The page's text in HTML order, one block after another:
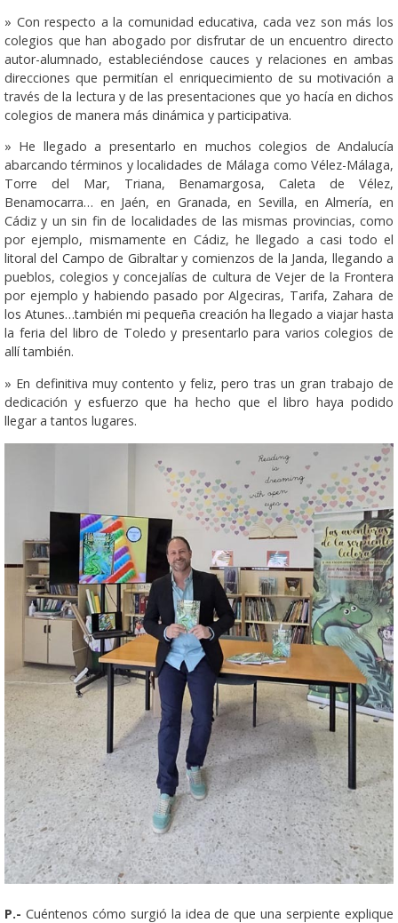
» Con respecto a la comunidad educativa, cada vez son más los
colegios que han abogado por disfrutar de un encuentro directo
autor-alumnado, estableciéndose cauces y relaciones en ambas
direcciones que permitían el enriquecimiento de su motivación a
través de la lectura y de las presentaciones que yo hacía en dichos
colegios de manera más dinámica y participativa.
» He llegado a presentarlo en muchos colegios de Andalucía
abarcando términos y localidades de Málaga como Vélez-Málaga,
Torre del Mar, Triana, Benamargosa, Caleta de Vélez,
Benamocarra… en Jaén, en Granada, en Sevilla, en Almería, en
Cádiz y un sin fin de localidades de las mismas provincias, como
por ejemplo, mismamente en Cádiz, he llegado a casi todo el
litoral del Campo de Gibraltar y comienzos de la Janda, llegando a
pueblos, colegios y concejalías de cultura de Vejer de la Frontera
por ejemplo y habiendo pasado por Algeciras, Tarifa, Zahara de
los Atunes…también mi pequeña creación ha llegado a viajar hasta
la feria del libro de Toledo y presentarlo para varios colegios de
allí también.
» En definitiva muy contento y feliz, pero tras un gran trabajo de
dedicación y esfuerzo que ha hecho que el libro haya podido
llegar a tantos lugares.
P.- Cuéntenos cómo surgió la idea de que una serpiente explique